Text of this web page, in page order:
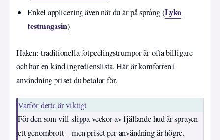
Enkel applicering även när du är på språng (Lyko
testmagasin)
Haken: traditionella fotpeelingstrumpor är ofta billigare
och har en känd ingredienslista. Här är komforten i
användning priset du betalar för.
Varför detta är viktigt
För den som vill slippa veckor av fjällande hud är sprayen
ett genombrott – men priset per användning är högre.